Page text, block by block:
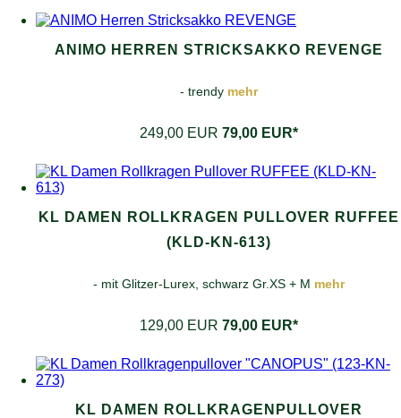
ANIMO HERREN STRICKSAKKO REVENGE
- trendy mehr
249,00 EUR 79,00 EUR*
KL DAMEN ROLLKRAGEN PULLOVER RUFFEE
(KLD-KN-613)
- mit Glitzer-Lurex, schwarz Gr.XS + M mehr
129,00 EUR 79,00 EUR*
KL DAMEN ROLLKRAGENPULLOVER